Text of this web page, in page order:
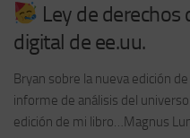
Ley de
digital de ee.uu.
Bryan sobre la nueva edición
informe de análisis del
edición de mi libro…Magnus